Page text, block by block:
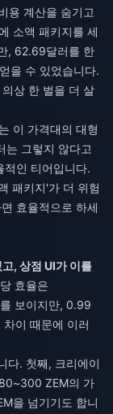
용 계산을 숨기고
소액 패키지를 세
, 62.69달러를 한
을 수 있었습니다.
상 한 벌을 더 살
이 가격대의 대형
는 그렇지 않다고
적인 티어입니다.
패키지'가 더 위험
효율적으로 하세
, 상점 UI가 이를
효율은
보이지만, 0.99
이 때문에 이러
다. 첫째, 크리에이
ZEM의 가
을 넘기기도 합니